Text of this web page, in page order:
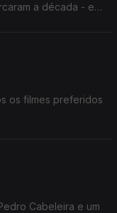
a década - e
os filmes preferidos
Cabeleira e um